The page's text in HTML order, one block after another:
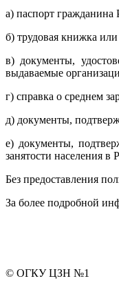
а) паспорт
б) трудовая книжка
в) документы,
выдаваемые
г) справка о среднем
д) документы,
е) документы,
занятости населения в
Без предоставления
За более подробной
© ОГКУ ЦЗН №1